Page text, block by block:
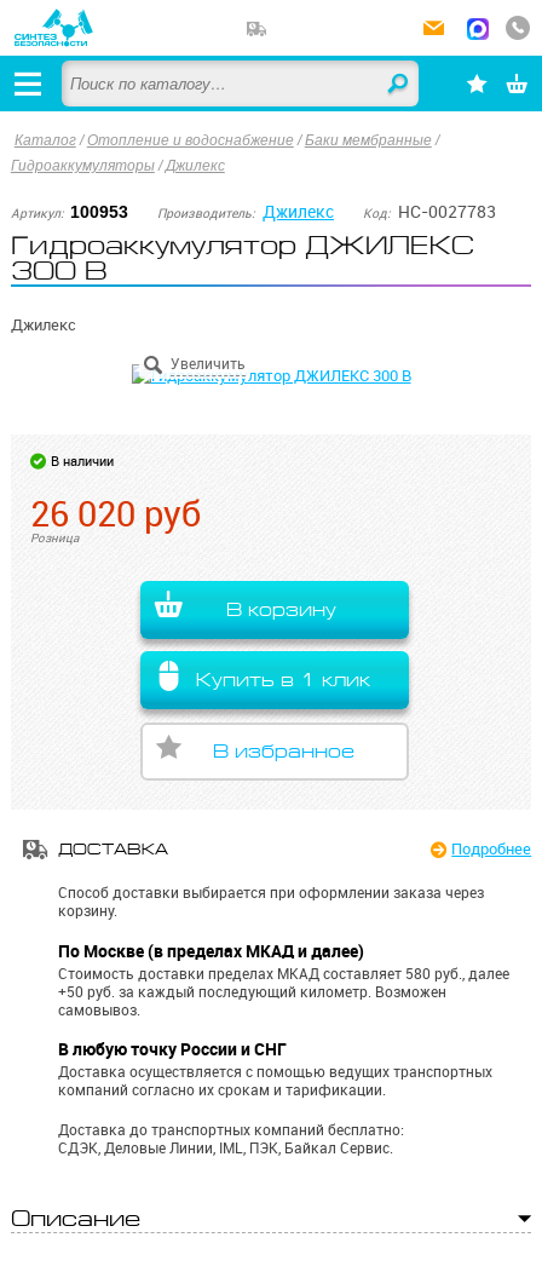
Каталог/Отопление и водоснабжение /Баки мембранные /
Гидроаккумуляторы /Джилекс
Артикул: 100953 Производитель: Джилекс Код: НС-0027783
Гидроаккумулятор ДЖИЛЕКС
300 В
Джилекс
В наличии
26 020 руб
Розница
В корзину
Купить в 1 клик
В избранное
ДОСТАВКА Подробнее
Способ доставки выбирается при оформлении заказа через
корзину.
По Москве (в пределах МКАД и далее)
Стоимость доставки пределах МКАД составляет 580 руб., далее
+50 руб. за каждый последующий километр. Возможен
самовывоз.
В любую точку России и СНГ
Доставка осуществляется с помощью ведущих транспортных
компаний согласно их срокам и тарификации.
Доставка до транспортных компаний бесплатно:
СДЭК, Деловые Линии, IML, ПЭК, Байкал Сервис.
Описание